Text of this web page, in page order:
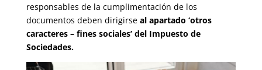
responsables de la cumplimentación de los
documentos deben dirigirse al apartado ‘otros
caracteres – fines sociales’ del Impuesto de
Sociedades.